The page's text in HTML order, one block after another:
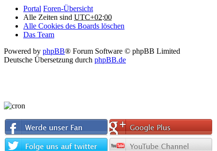
Portal Foren-Übersicht
Alle Zeiten sind UTC+02:00
Alle Cookies des Boards löschen
Das Team
Powered by phpBB® Forum Software © phpBB Limited
Deutsche Übersetzung durch phpBB.de